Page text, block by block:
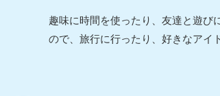
趣味に時間を使ったり、友達と遊び
ので、旅行に行ったり、好きなアイ